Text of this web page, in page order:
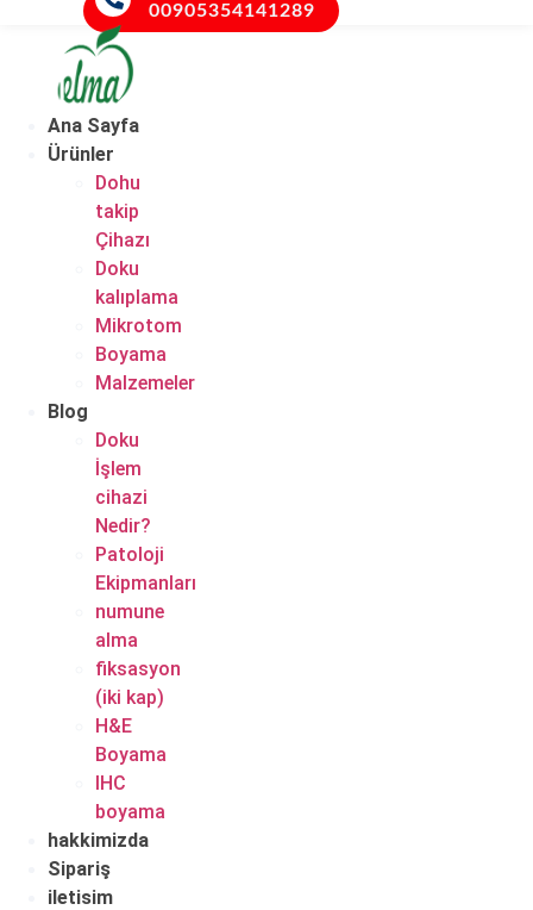
00905354141289
Ana Sayfa
Ürünler
Dohu
takip
Çihazı
Doku
kalıplama
Mikrotom
Boyama
Malzemeler
Blog
Doku
İşlem
cihazi
Nedir?
Patoloji
Ekipmanları
numune
alma
fiksasyon
(iki kap)
H&E
Boyama
IHC
boyama
hakkimizda
Sipariş
iletisim